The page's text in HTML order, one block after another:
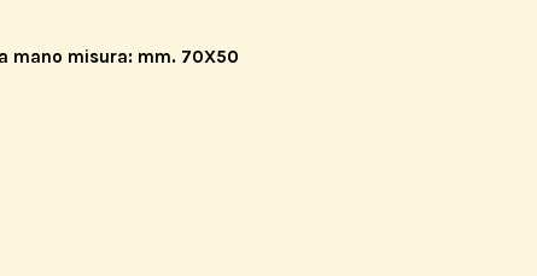
mano misura: mm. 70X50